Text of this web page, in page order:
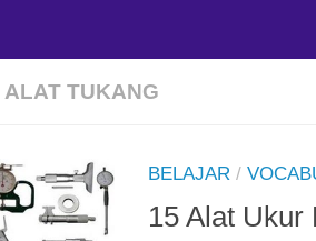
ALAT TUKANG
BELAJAR /
15 Alat Ukur